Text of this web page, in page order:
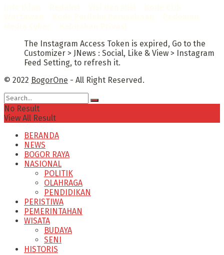
The Instagram Access Token is expired, Go to the
Customizer > JNews : Social, Like & View > Instagram
Feed Setting, to refresh it.
© 2022 BogorOne - All Right Reserved.
No Result
View All Result
BERANDA
NEWS
BOGOR RAYA
NASIONAL
POLITIK
OLAHRAGA
PENDIDIKAN
PERISTIWA
PEMERINTAHAN
WISATA
BUDAYA
SENI
HISTORIS